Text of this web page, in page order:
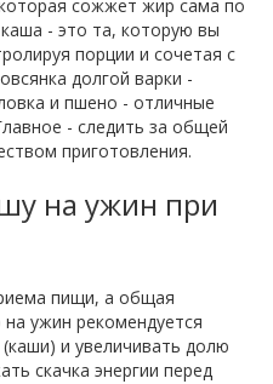
сожжет жир сама по
- это та, которую вы
порции и сочетая с
долгой варки -
и пшено - отличные
- следить за общей
приготовления.
на ужин при
пищи, а общая
ужин рекомендуется
и увеличивать долю
скачка энергии перед